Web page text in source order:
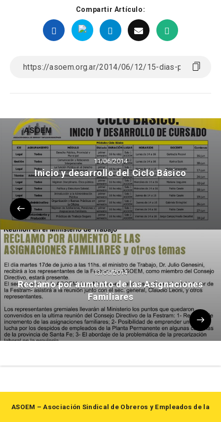
Compartir Artículo:
11/06/2014
Inicio y desarrollo del Ciclo Básico
13/06/2014
Reclamo por aumento de las Asignaciones
Familiares
ASOEM – Asociación Sindical de Obreros y Empleados de la